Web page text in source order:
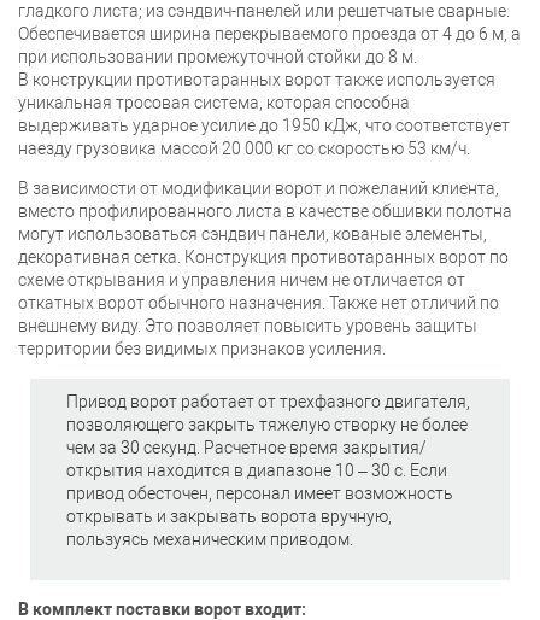
гладкого листа; из сэндвич-панелей или решетчатые сварные.
Обеспечивается ширина перекрываемого проезда от 4 до 6 м, а
при использовании промежуточной стойки до 8 м.
В конструкции противотаранных ворот также используется
уникальная тросовая система, которая способна
выдерживать ударное усилие до 1950 кДж, что соответствует
наезду грузовика массой 20 000 кг со скоростью 53 км/ч.
В зависимости от модификации ворот и пожеланий клиента,
вместо профилированного листа в качестве обшивки полотна
могут использоваться сэндвич панели, кованые элементы,
декоративная сетка. Конструкция противотаранных ворот по
схеме открывания и управления ничем не отличается от
откатных ворот обычного назначения. Также нет отличий по
внешнему виду. Это позволяет повысить уровень защиты
территории без видимых признаков усиления.
Привод ворот работает от трехфазного двигателя,
позволяющего закрыть тяжелую створку не более
чем за 30 секунд. Расчетное время закрытия/
открытия находится в диапазоне 10 – 30 с. Если
привод обесточен, персонал имеет возможность
открывать и закрывать ворота вручную,
пользуясь механическим приводом.
В комплект поставки ворот входит: